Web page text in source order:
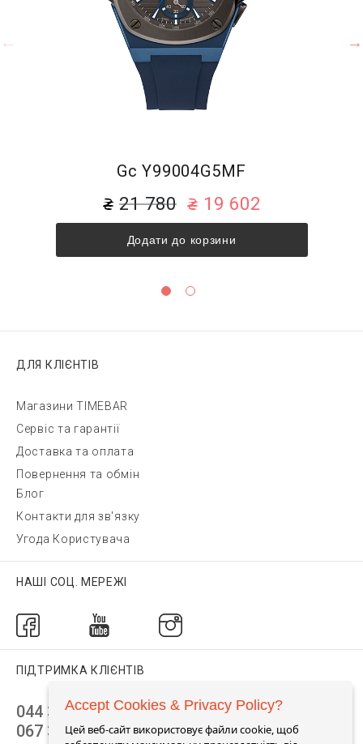
Gc Y99004G5MF
21 780 19 602
Додати до корзини
ДЛЯ КЛІЄНТІВ
Магазини TIMEBAR
Сервіс та гарантії
Доставка та оплата
Повернення та обмін
Блог
Контакти для зв'язку
Угода Користувача
НАШІ СОЦ. МЕРЕЖІ
ПІДТРИМКА КЛІЄНТІВ
044 392 44 45
067 344 14 44 (viber)
Accept Cookies & Privacy Policy?
Цей веб-сайт використовує файли cookie, щоб